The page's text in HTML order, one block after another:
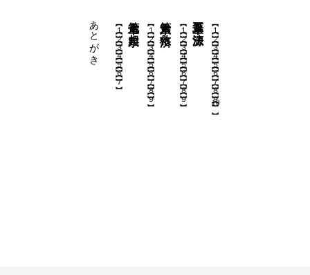
【１】
【２】
【３】
【４】
【５】
【６】
【７】
【８】
【９】
10
第五章 法源
【１】
【２】
【３】
【４】
【５】
【６】
【７】
【８】
【９】
第六章 救済
【１】
【２】
【３】
【４】
【５】
【６】
【７】
【８】
【９】
第七章 超宗
【１】
【２】
【３】
【４】
【５】
【６】
【７】
あとがき